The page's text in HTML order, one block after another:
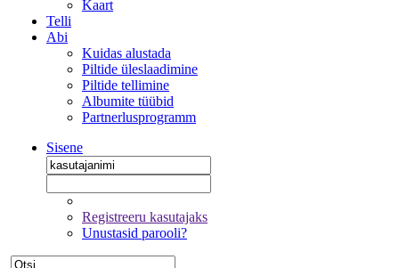
Kaart
Telli
Abi
Kuidas alustada
Piltide üleslaadimine
Piltide tellimine
Albumite tüübid
Partnerlusprogramm
Sisene
Registreeru kasutajaks
Unustasid parooli?